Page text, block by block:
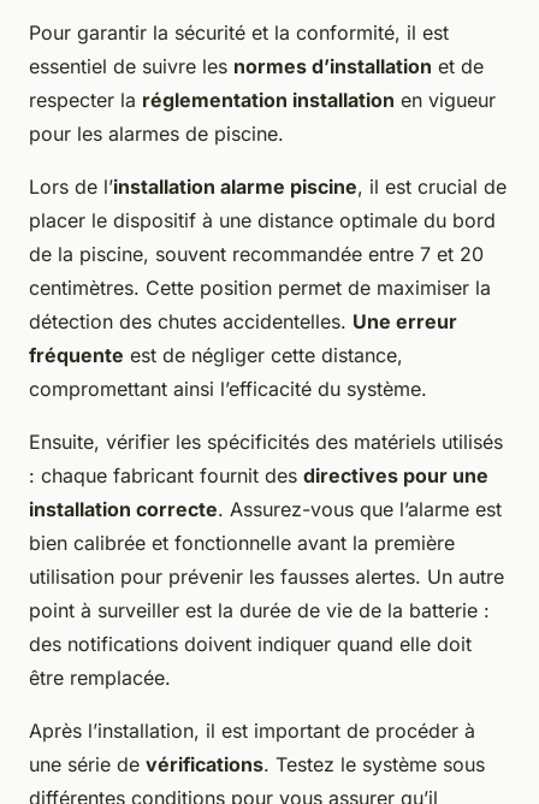
Pour garantir la sécurité et la conformité, il est
essentiel de suivre les normes d’installation et de
respecter la réglementation installation en vigueur
pour les alarmes de piscine.
Lors de l’installation alarme piscine, il est crucial de
placer le dispositif à une distance optimale du bord
de la piscine, souvent recommandée entre 7 et 20
centimètres. Cette position permet de maximiser la
détection des chutes accidentelles. Une erreur
fréquente est de négliger cette distance,
compromettant ainsi l’efficacité du système.
Ensuite, vérifier les spécificités des matériels utilisés
: chaque fabricant fournit des directives pour une
installation correcte. Assurez-vous que l’alarme est
bien calibrée et fonctionnelle avant la première
utilisation pour prévenir les fausses alertes. Un autre
point à surveiller est la durée de vie de la batterie :
des notifications doivent indiquer quand elle doit
être remplacée.
Après l’installation, il est important de procéder à
une série de vérifications. Testez le système sous
différentes conditions pour vous assurer qu’il